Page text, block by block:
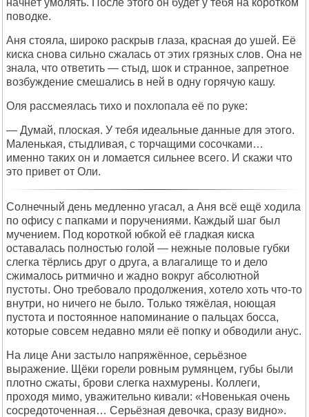
начнёт умолять. После этого он будет у тебя на коротком
поводке.
Аня стояла, широко раскрыв глаза, красная до ушей. Её
киска снова сильно сжалась от этих грязных слов. Она не
знала, что ответить — стыд, шок и странное, запретное
возбуждение смешались в ней в одну горячую кашу.
Оля рассмеялась тихо и похлопала её по руке:
— Думай, плоская. У тебя идеальные данные для этого.
Маленькая, стыдливая, с торчащими сосочками…
именно таких он и ломается сильнее всего. И скажи что
это привет от Оли.
Солнечный день медленно угасал, а Аня всё ещё ходила
по офису с папками и поручениями. Каждый шаг был
мучением. Под короткой юбкой её гладкая киска
оставалась полностью голой — нежные половые губки
слегка тёрлись друг о друга, а влагалище то и дело
сжималось ритмично и жадно вокруг абсолютной
пустоты. Оно требовало продолжения, хотело хоть что-то
внутри, но ничего не было. Только тяжёлая, ноющая
пустота и постоянное напоминание о пальцах босса,
которые совсем недавно мяли её попку и обводили анус.
На лице Ани застыло напряжённое, серьёзное
выражение. Щёки горели ровным румянцем, губы были
плотно сжаты, брови слегка нахмурены. Коллеги,
проходя мимо, уважительно кивали: «Новенькая очень
сосредоточенная… Серьёзная девочка, сразу видно».